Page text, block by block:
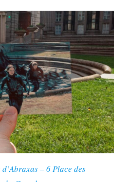
d’Abraxas – 6 Place des